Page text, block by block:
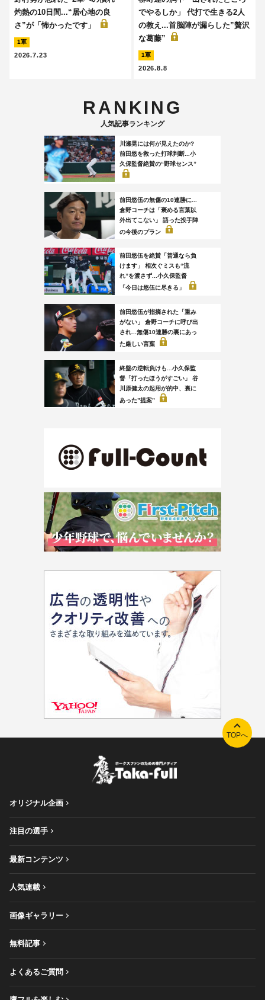
灼熱の10日間...“居心地の良
さ”が「怖かったです」
1軍
2026.7.23
でやるしか」 代打で生きる2人
の教え...首脳陣が漏らした”贅沢
な葛藤”
1軍
2026.8.8
RANKING
人気記事ランキング
川瀬晃には何が見えたのか?
前田悠を救った打球判断...小
久保監督絶賛の“野球センス”
前田悠伍の無傷の10連勝に...
倉野コーチは「褒める言葉以
外出てこない」 語った投手陣
の今後のプラン
前田悠伍を絶賛「普通なら負
けます」 相次ぐミスも“流
れ”を渡さず...小久保監督
「今日は悠伍に尽きる」
前田悠伍が指摘された「重み
がない」 倉野コーチに呼び出
され...無傷10連勝の裏にあっ
た厳しい言葉
終盤の逆転負けも...小久保監
督「打ったほうがすごい」 谷
川原健太の起用が的中、裏に
あった”提案”
TOPへ
オリジナル企画
注目の選手
最新コンテンツ
人気連載
画像ギャラリー
無料記事
よくあるご質問